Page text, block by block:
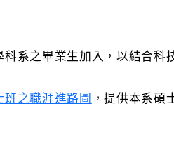
系之畢業生加入，以結合
班之職涯進路圖 ，提供本系碩